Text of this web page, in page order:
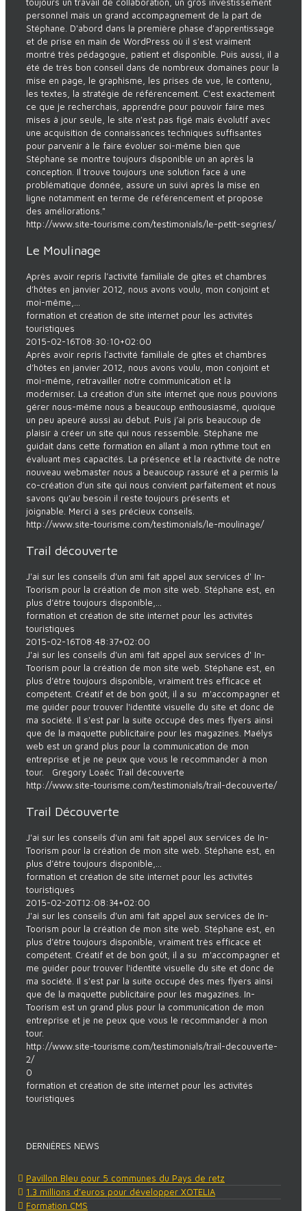
toujours un travail de collaboration, un gros investissement
personnel mais un grand accompagnement de la part de
Stéphane. D'abord dans la première phase d'apprentissage
et de prise en main de WordPress où il s'est vraiment
montré très pédagogue, patient et disponible. Puis aussi, il a
été de très bon conseil dans de nombreux domaines pour la
mise en page, le graphisme, les prises de vue, le contenu,
les textes, la stratégie de référencement. C'est exactement
ce que je recherchais, apprendre pour pouvoir faire mes
mises à jour seule, le site n'est pas figé mais évolutif avec
une acquisition de connaissances techniques suffisantes
pour parvenir à le faire évoluer soi-même bien que
Stéphane se montre toujours disponible un an après la
conception. Il trouve toujours une solution face à une
problématique donnée, assure un suivi après la mise en
ligne notamment en terme de référencement et propose
des améliorations."
http://www.site-tourisme.com/testimonials/le-petit-segries/
Le Moulinage
Après avoir repris l’activité familiale de gites et chambres
d’hôtes en janvier 2012, nous avons voulu, mon conjoint et
moi-même,...
formation et création de site internet pour les activités
touristiques
2015-02-16T08:30:10+02:00
Après avoir repris l’activité familiale de gites et chambres
d’hôtes en janvier 2012, nous avons voulu, mon conjoint et
moi-même, retravailler notre communication et la
moderniser. La création d’un site internet que nous pouvions
gérer nous-même nous a beaucoup enthousiasmé, quoique
un peu apeuré aussi au début. Puis j’ai pris beaucoup de
plaisir à créer un site qui nous ressemble. Stéphane me
guidait dans cette formation en allant à mon rythme tout en
évaluant mes capacités. La présence et la réactivité de notre
nouveau webmaster nous a beaucoup rassuré et a permis la
co-création d’un site qui nous convient parfaitement et nous
savons qu’au besoin il reste toujours présents et
joignable. Merci à ses précieux conseils.
http://www.site-tourisme.com/testimonials/le-moulinage/
Trail découverte
J'ai sur les conseils d'un ami fait appel aux services d' In-
Toorism pour la création de mon site web. Stéphane est, en
plus d’être toujours disponible,...
formation et création de site internet pour les activités
touristiques
2015-02-16T08:48:37+02:00
J'ai sur les conseils d'un ami fait appel aux services d' In-
Toorism pour la création de mon site web. Stéphane est, en
plus d’être toujours disponible, vraiment très efficace et
compétent. Créatif et de bon goût, il a su m'accompagner et
me guider pour trouver l'identité visuelle du site et donc de
ma société. Il s'est par la suite occupé des mes flyers ainsi
que de la maquette publicitaire pour les magazines. Maélys
web est un grand plus pour la communication de mon
entreprise et je ne peux que vous le recommander à mon
tour. Gregory Loaëc Trail découverte
http://www.site-tourisme.com/testimonials/trail-decouverte/
Trail Découverte
J'ai sur les conseils d'un ami fait appel aux services de In-
Toorism pour la création de mon site web. Stéphane est, en
plus d’être toujours disponible,...
formation et création de site internet pour les activités
touristiques
2015-02-20T12:08:34+02:00
J'ai sur les conseils d'un ami fait appel aux services de In-
Toorism pour la création de mon site web. Stéphane est, en
plus d’être toujours disponible, vraiment très efficace et
compétent. Créatif et de bon goût, il a su m'accompagner et
me guider pour trouver l'identité visuelle du site et donc de
ma société. Il s'est par la suite occupé des mes flyers ainsi
que de la maquette publicitaire pour les magazines. In-
Toorism est un grand plus pour la communication de mon
entreprise et je ne peux que vous le recommander à mon
tour.
http://www.site-tourisme.com/testimonials/trail-decouverte-
2/
0
formation et création de site internet pour les activités
touristiques
DERNIÈRES NEWS
Pavillon Bleu pour 5 communes du Pays de retz
1.3 millions d’euros pour développer XOTELIA
Formation CMS